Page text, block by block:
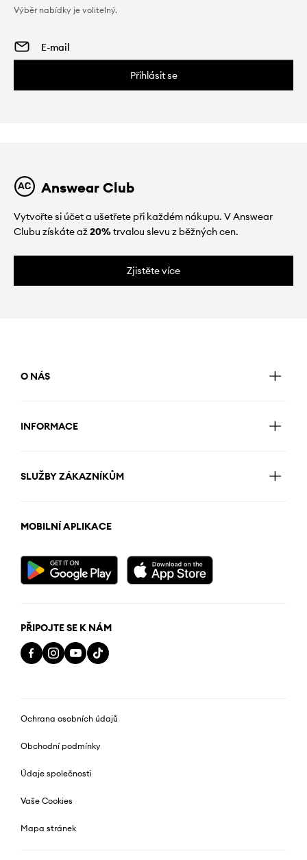
Výběr nabídky je volitelný.
Přihlásit se
Answear Club
Vytvořte si účet a ušetřete při každém nákupu. V Answear
Clubu získáte až20%trvalou slevu z běžných cen.
Zjistěte více
O NÁS
INFORMACE
SLUŽBY ZÁKAZNÍKŮM
MOBILNÍ APLIKACE
PŘIPOJTE SE K NÁM
Ochrana osobních údajů
Obchodní podmínky
Údaje společnosti
Vaše Cookies
Mapa stránek